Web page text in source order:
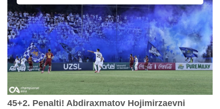
45+2. Penalti! Abdiraxmatov Hojimirzaevni